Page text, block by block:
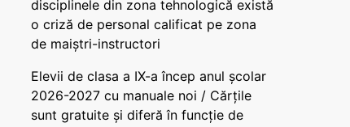
disciplinele din zona tehnologică există
o criză de personal calificat pe zona
de maiștri-instructori
Elevii de clasa a IX-a încep anul școlar
2026-2027 cu manuale noi / Cărțile
sunt gratuite și diferă în funcție de